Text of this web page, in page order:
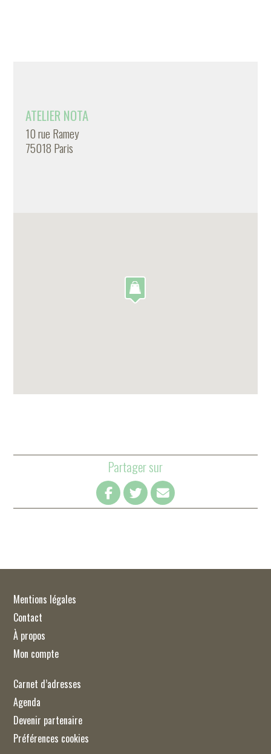
ATELIER NOTA
10 rue Ramey
75018 Paris
Partager sur
Mentions légales
Contact
À propos
Mon compte
Carnet d’adresses
Agenda
Devenir partenaire
Préférences cookies